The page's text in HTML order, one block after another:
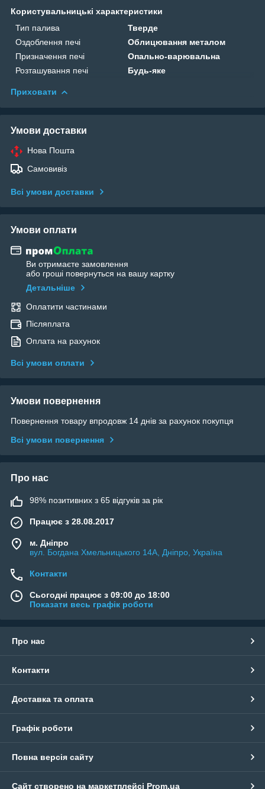
Користувальницькі характеристики
Тип палива
Тверде
Оздоблення печі
Облицювання металом
Призначення печі
Опально-варювальна
Розташування печі
Будь-яке
Приховати
Умови доставки
Нова Пошта
Самовивіз
Всі умови доставки
Умови оплати
Ви отримаєте замовлення
або гроші повернуться на вашу картку
Детальніше
Оплатити частинами
Післяплата
Оплата на рахунок
Всі умови оплати
Умови повернення
Повернення товару впродовж 14 днів за рахунок покупця
Всі умови повернення
Про нас
98% позитивних з 65 відгуків за рік
Працює з 28.08.2017
м. Дніпро
вул. Богдана Хмельницького 14А, Дніпро, Україна
Контакти
Сьогодні працює з 09:00 до 18:00
Показати весь графік роботи
Про нас
Контакти
Доставка та оплата
Графік роботи
Повна версія сайту
Сайт створено на маркетплейсі Prom.ua